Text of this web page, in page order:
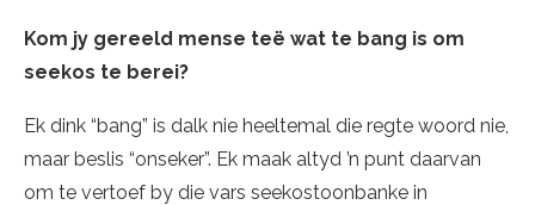
Kom jy gereeld mense teë wat te bang is om
seekos te berei?
Ek dink “bang” is dalk nie heeltemal die regte woord nie,
maar beslis “onseker”. Ek maak altyd ’n punt daarvan
om te vertoef by die vars seekostoonbanke in